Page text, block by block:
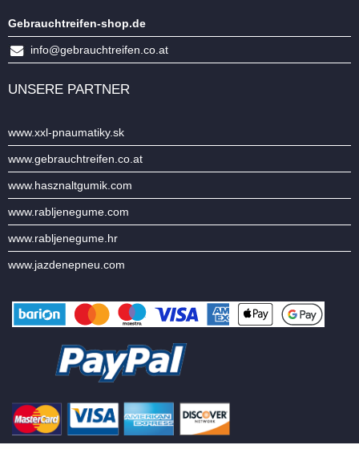
Gebrauchtreifen-shop.de
info@gebrauchtreifen.co.at
UNSERE PARTNER
www.xxl-pnaumatiky.sk
www.gebrauchtreifen.co.at
www.hasznaltgumik.com
www.rabljenegume.com
www.rabljenegume.hr
www.jazdenepneu.com